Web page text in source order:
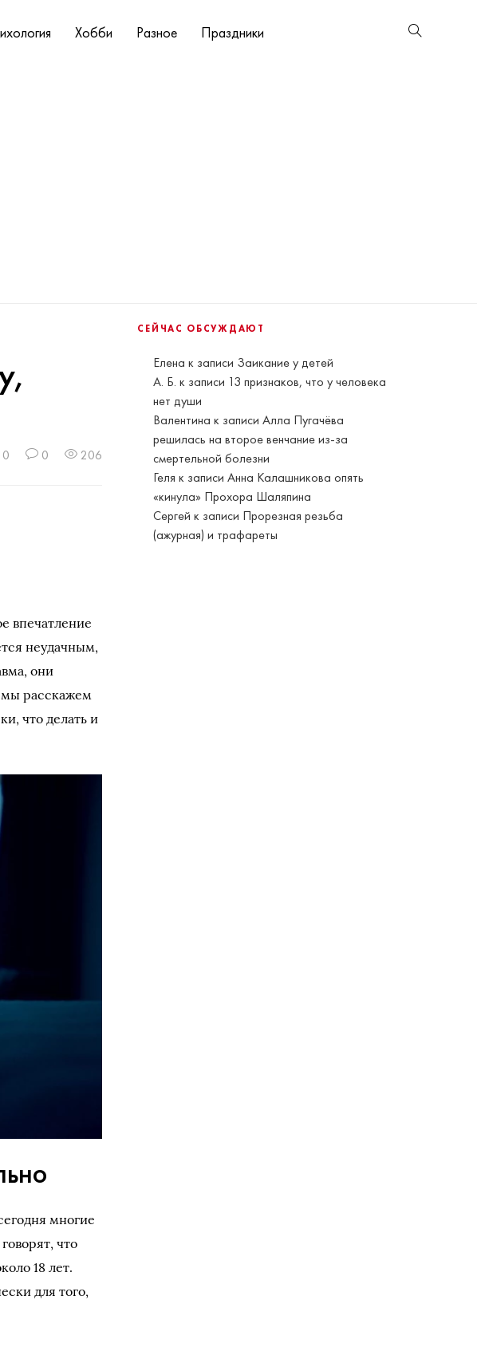
Хобби Разное Праздники
СЕЙЧАС ОБСУЖДАЮТ
Елена к записи Заикание у детей
А. Б. к записи 13 признаков, что у человека
нет души
Валентина к записиАлла Пугачёва
решилась на второе венчание из-за
смертельной болезни
Геля к записиАнна Калашникова опять
«кинула» Прохора Шаляпина
Сергей к записи Прорезная резьба
(ажурная) и трафареты
0 206
впечатление
неудачным,
они
мы расскажем
что делать и
многие
что
18 лет.
для того,